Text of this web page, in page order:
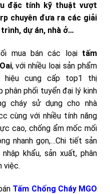
đặc tính kỹ thuật vượt
chuyên đưa ra các giải
dự án, nhà ở…
mua bán các loại tấm
, với nhiều loại sản phẩm
hiệu cung cấp top1 thị
phân phối tuyển đại lý kinh
cháy sử dụng cho nhà
cùng với nhiều tính năng
cao, chống ẩm mốc mối
nhanh gọn,…Chi tiết sản
khẩu, sản xuất, phân
việc.
Tấm Chống Cháy MGO